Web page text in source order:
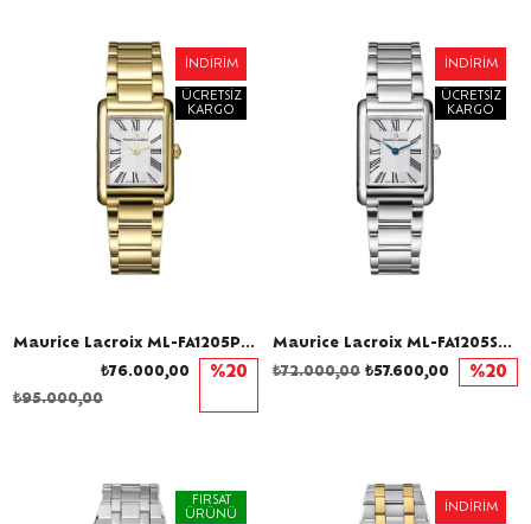
Maurice Lacroix ML-FA1205PVY02110-1 Kadın Kol Saati
İNDIRIM
ÜCRETSIZ
KARGO
₺76.000,00
₺95.000,00
%20
Maurice Lacroix ML-FA1205SS002110-1 Kadın Kol Saati
İNDIRIM
ÜCRETSIZ
KARGO
₺57.600,00
₺72.000,00 %20
FIRSAT
ÜRÜNÜ
İNDIRIM